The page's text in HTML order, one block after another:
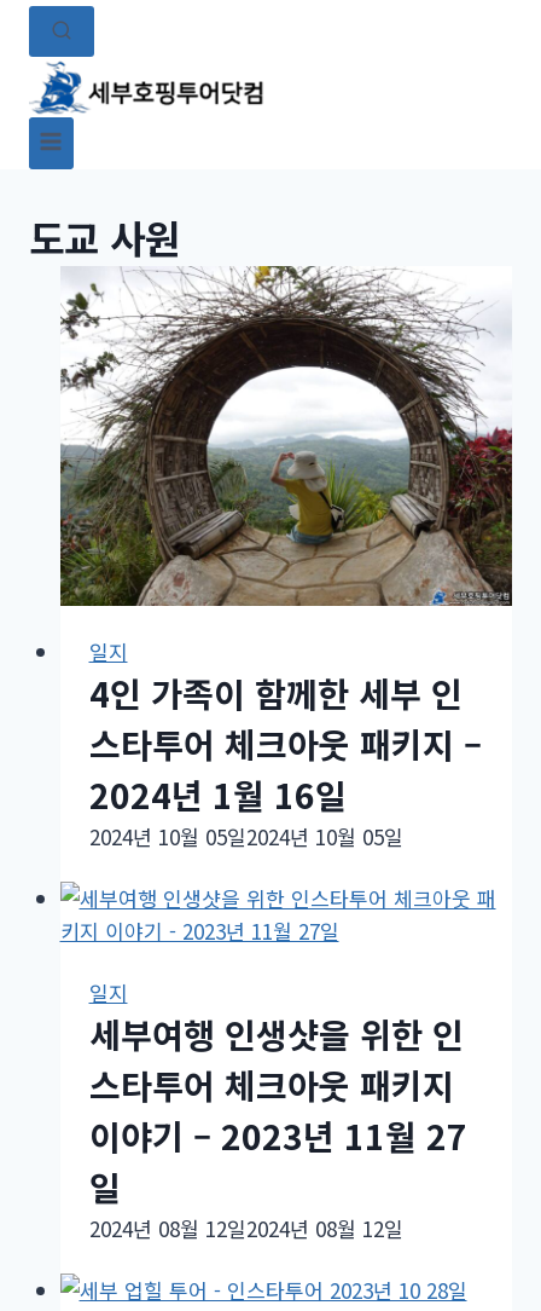
도교 사원
일지
4인 가족이 함께한 세부 인
스타투어 체크아웃 패키지 –
2024년 1월 16일
2024년 10월 05일2024년 10월 05일
일지
세부여행 인생샷을 위한 인
스타투어 체크아웃 패키지
이야기 – 2023년 11월 27
일
2024년 08월 12일2024년 08월 12일